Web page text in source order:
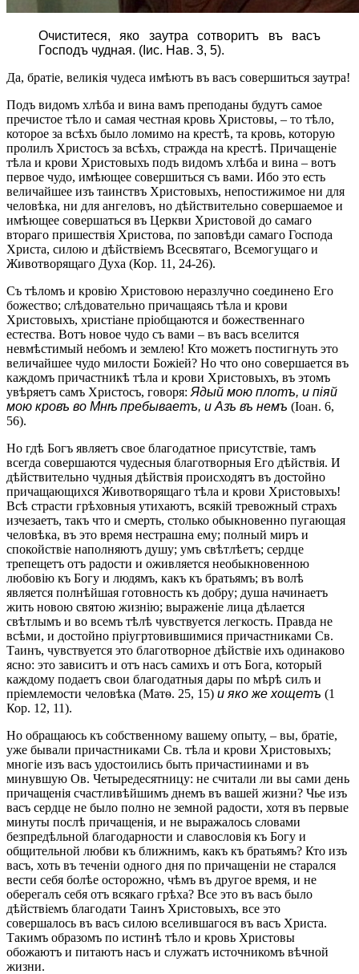
Очиститеся, яко заутра сотворитъ въ васъ
Господъ чудная. (Іис. Нав. 3, 5).
Да, братіе, великія чудеса имѣютъ въ васъ совершиться заутра!
Подъ видомъ хлѣба и вина вамъ преподаны будутъ самое
пречистое тѣло и самая честная кровь Христовы, – то тѣло,
которое за всѣхъ было ломимо на крестѣ, та кровь, которую
пролилъ Христосъ за всѣхъ, стражда на крестѣ. Причащеніе
тѣла и крови Христовыхъ подъ видомъ хлѣба и вина – вотъ
первое чудо, имѣющее совершиться съ вами. Ибо это есть
величайшее изъ таинствъ Христовыхъ, непостижимое ни для
человѣка, ни для ангеловъ, но дѣйствительно совершаемое и
имѣющее совершаться въ Церкви Христовой до самаго
втораго пришествія Христова, по заповѣди самаго Господа
Христа, силою и дѣйствіемъ Всесвятаго, Всемогущаго и
Животворящаго Духа (Кор. 11, 24-26).
Съ тѣломъ и кровію Христовою неразлучно соединено Его
божество; слѣдовательно причащаясь тѣла и крови
Христовыхъ, христіане пріобщаются и божественнаго
естества. Вотъ новое чудо съ вами – въ васъ вселится
невмѣстимый небомъ и землею! Кто можетъ постигнуть это
величайшее чудо милости Божіей? Но что оно совершается въ
каждомъ причастникѣ тѣла и крови Христовыхъ, въ этомъ
увѣряетъ самъ Христосъ, говоря: Ядый мою плотъ, и піяй
мою кровъ во Мнѣ пребываетъ, и Азъ въ немъ (Іоан. 6,
56).
Но гдѣ Богъ являетъ свое благодатное присутствіе, тамъ
всегда совершаются чудесныя благотворныя Его дѣйствія. И
дѣйствительно чудныя дѣйствія происходятъ въ достойно
причащающихся Животворящаго тѣла и крови Христовыхъ!
Всѣ страсти грѣховныя утихаютъ, всякій тревожный страхъ
изчезаетъ, такъ что и смерть, столько обыкновенно пугающая
человѣка, въ это время нестрашна ему; полный миръ и
спокойствіе наполняютъ душу; умъ свѣтлѣетъ; сердце
трепещетъ отъ радости и оживляется необыкновенною
любовію къ Богу и людямъ, какъ къ братьямъ; въ волѣ
является полнѣйшая готовность къ добру; душа начинаетъ
жить новою святою жизнію; выраженіе лица дѣлается
свѣтлымъ и во всемъ тѣлѣ чувствуется легкость. Правда не
всѣми, и достойно пріугртовившимися причастниками Св.
Таинъ, чувствуется это благотворное дѣйствіе ихъ одинаково
ясно: это зависитъ и отъ насъ самихъ и отъ Бога, который
каждому подаетъ свои благодатныя дары по мѣрѣ силъ и
пріемлемости человѣка (Матѳ. 25, 15) и яко же хощетъ (1
Кор. 12, 11).
Но обращаюсь къ собственному вашему опыту, – вы, братіе,
уже бывали причастниками Св. тѣла и крови Христовыхъ;
многіе изъ васъ удостоились быть причастиинами и въ
минувшую Ов. Четыредесятницу: не считали ли вы сами день
причащенія счастливѣйшимъ днемъ въ вашей жизни? Чье изъ
васъ сердце не было полно не земной радости, хотя въ первые
минуты послѣ причащенія, и не выражалось словами
безпредѣльной благодарности и славословія къ Богу и
общительной любви къ ближнимъ, какъ къ братьямъ? Кто изъ
васъ, хоть въ теченіи одного дня по причащеніи не старался
вести себя болѣе осторожно, чѣмъ въ другое время, и не
оберегалъ себя отъ всякаго грѣха? Все это въ васъ было
дѣйствіемъ благодати Таинъ Христовыхъ, все это
совершалось въ васъ силою вселившагося въ васъ Христа.
Такимъ образомъ по истинѣ тѣло и кровь Христовы
обожаютъ и питаютъ насъ и служатъ источникомъ вѣчной
жизни.